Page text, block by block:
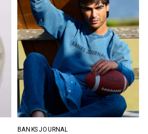
BANKS JOURNAL